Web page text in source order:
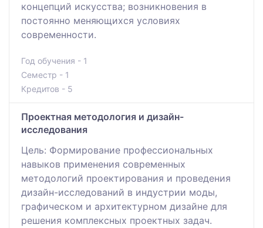
концепций искусства; возникновения в
постоянно меняющихся условиях
современности.
Год обучения - 1
Семестр - 1
Кредитов - 5
Проектная методология и дизайн-
исследования
Цель: Формирование профессиональных
навыков применения современных
методологий проектирования и проведения
дизайн-исследований в индустрии моды,
графическом и архитектурном дизайне для
решения комплексных проектных задач.